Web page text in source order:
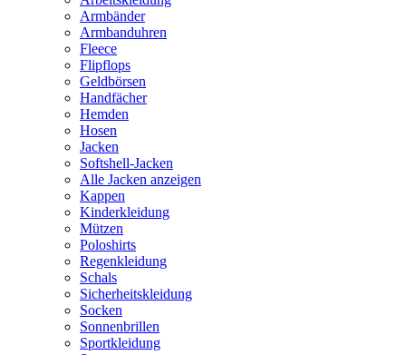
Armbänder
Armbanduhren
Fleece
Flipflops
Geldbörsen
Handfächer
Hemden
Hosen
Jacken
Softshell-Jacken
Alle Jacken anzeigen
Kappen
Kinderkleidung
Mützen
Poloshirts
Regenkleidung
Schals
Sicherheitskleidung
Socken
Sonnenbrillen
Sportkleidung